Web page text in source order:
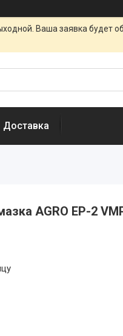
Ваша заявка будет
Доставка
AGRO EP-2